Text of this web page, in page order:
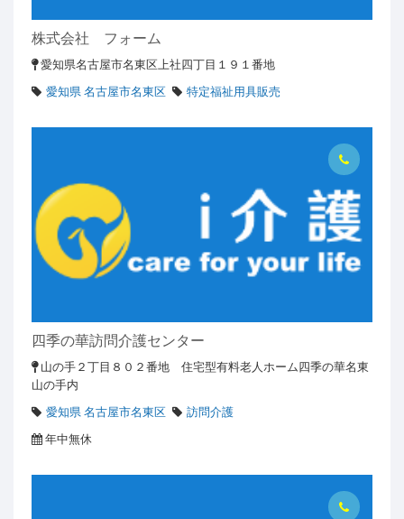
株式会社 フォーム
愛知県名古屋市名東区上社四丁目１９１番地
愛知県 名古屋市名東区
特定福祉用具販売
四季の華訪問介護センター
山の手２丁目８０２番地 住宅型有料老人ホーム四季の華名東
山の手内
愛知県 名古屋市名東区
訪問介護
年中無休